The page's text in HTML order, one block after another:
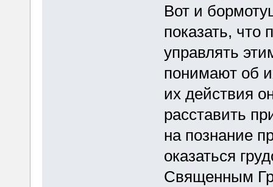
Вот и
показать, что
управлять
понимают об
их действия
расставить
на познание
оказаться
Священным